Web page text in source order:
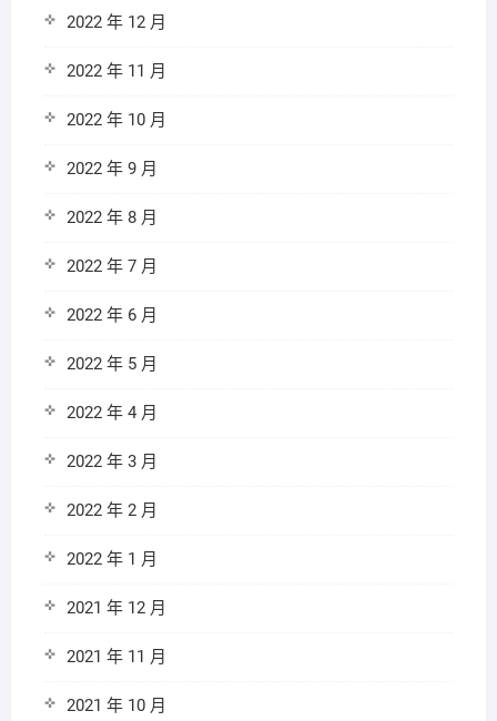
2022 年 12 月
2022 年 11 月
2022 年 10 月
2022 年 9 月
2022 年 8 月
2022 年 7 月
2022 年 6 月
2022 年 5 月
2022 年 4 月
2022 年 3 月
2022 年 2 月
2022 年 1 月
2021 年 12 月
2021 年 11 月
2021 年 10 月